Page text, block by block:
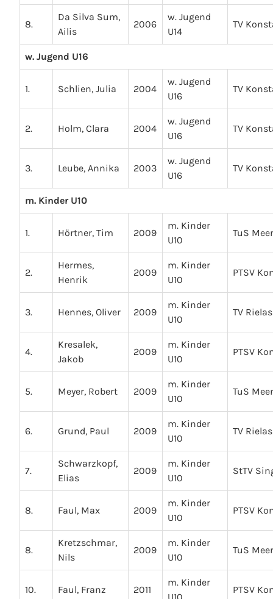
8.
Da Silva Sum,
Ailis
2006
w. Jugend
U14
TV
w. Jugend U16
1. Schlien, Julia 2004
w. Jugend
U16
TV
2. Holm, Clara 2004
w. Jugend
U16
TV
3. Leube, Annika 2003
w. Jugend
U16
TV
m. Kinder U10
1. Hörtner, Tim 2009
m. Kinder
U10
TuS
2.
Hermes,
Henrik
2009
m. Kinder
U10
PTSV
3. Hennes, Oliver 2009
m. Kinder
U10
TV
4.
Kresalek,
Jakob
2009
m. Kinder
U10
PTSV
5. Meyer, Robert 2009
m. Kinder
U10
TuS
6. Grund, Paul 2009
m. Kinder
U10
TV
7.
Schwarzkopf,
Elias
2009
m. Kinder
U10
StTV
8. Faul, Max 2009
m. Kinder
U10
PTSV
8.
Kretzschmar,
Nils
2009
m. Kinder
U10
TuS
10. Faul, Franz 2011
m. Kinder
U10
PTSV